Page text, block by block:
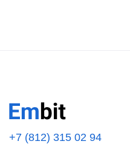
+7 (812) 315 02 94